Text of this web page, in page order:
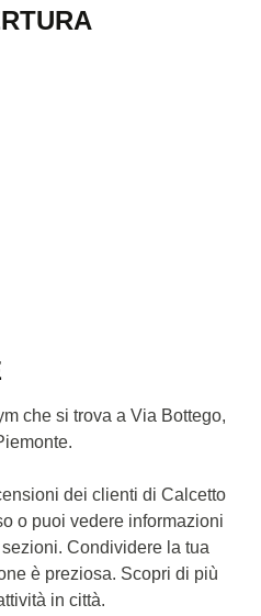
che si trova a Via Bottego,
dei clienti di Calcetto
o puoi vedere informazioni
Condividere la tua
è preziosa. Scopri di più
in città.